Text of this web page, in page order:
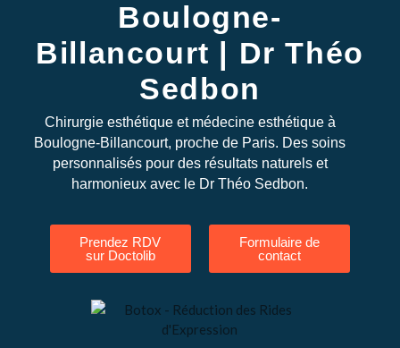
INSTITUT
DERMACHIR
TARIFS
AVANT /
S’INFORMER
Boulogne-
Billancourt | Dr Théo
Sedbon
Chirurgie esthétique et médecine esthétique à
Boulogne-Billancourt, proche de Paris. Des soins
personnalisés pour des résultats naturels et
harmonieux avec le Dr Théo Sedbon.
Prendez RDV
sur Doctolib
Formulaire de
contact